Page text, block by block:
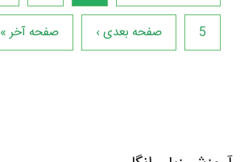
5 صفحه بعدی › صفحه آخر »